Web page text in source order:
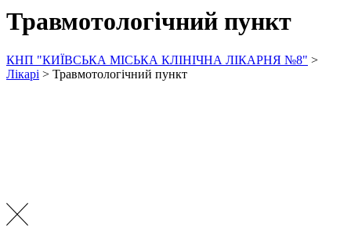
Травмотологічний пункт
КНП "КИЇВСЬКА МІСЬКА КЛІНІЧНА ЛІКАРНЯ №8" >
Лікарі > Травмотологічний пункт